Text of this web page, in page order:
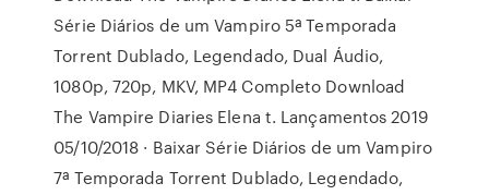
Série Diários de um Vampiro 5ª Temporada
Torrent Dublado, Legendado, Dual Áudio,
1080p, 720p, MKV, MP4 Completo Download
The Vampire Diaries Elena t. Lançamentos 2019
05/10/2018 · Baixar Série Diários de um Vampiro
7ª Temporada Torrent Dublado, Legendado,